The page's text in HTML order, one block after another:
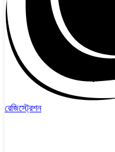
রেজিস্ট্রেশন